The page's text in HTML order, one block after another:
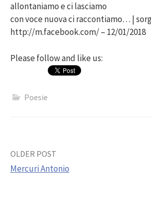
allontaniamo e ci lasciamo
con voce nuova ci raccontiamo… |
http://m.facebook.com/ – 12/01/2018
Please follow and like us:
Poesie
Post
OLDER POST
Mercuri Antonio